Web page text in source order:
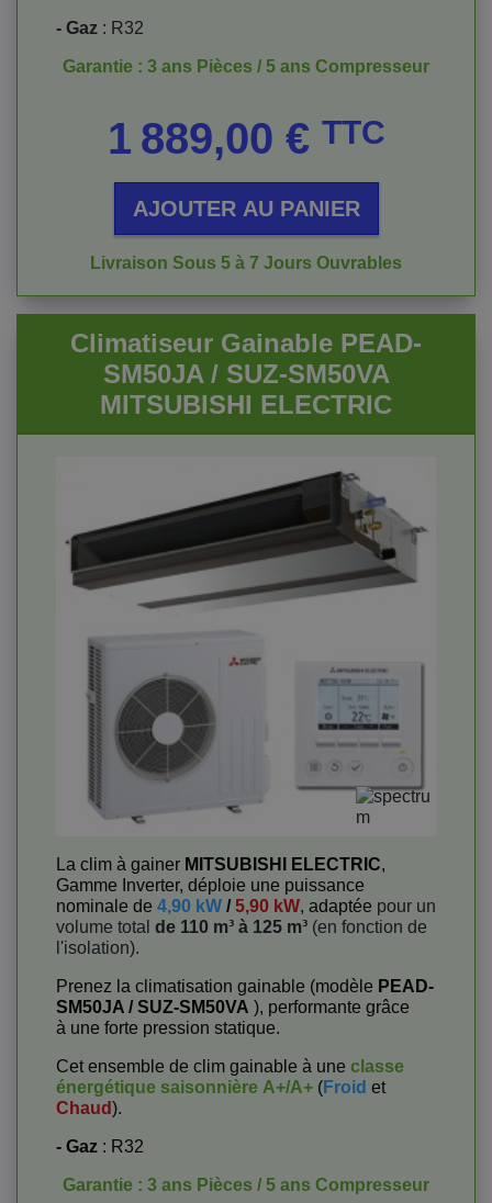
- Gaz : R32
Garantie : 3 ans Pièces / 5 ans Compresseur
1 889,00 € TTC
AJOUTER AU PANIER
Livraison Sous 5 à 7 Jours Ouvrables
Climatiseur Gainable PEAD-
SM50JA / SUZ-SM50VA
MITSUBISHI ELECTRIC
La clim à gainer MITSUBISHI ELECTRIC,
Gamme Inverter, déploie une puissance
nominale de 4,90 kW /5,90 kW, adaptée pour un
volume total de 110 m³ à 125 m³ (en fonction de
l'isolation).
Prenez la climatisation gainable (modèle PEAD-
SM50JA / SUZ-SM50VA ), performante grâce
à une forte pression statique.
Cet ensemble de clim gainable à une classe
énergétique saisonnière A+/A+ (Froid et
Chaud).
- Gaz : R32
Garantie : 3 ans Pièces / 5 ans Compresseur